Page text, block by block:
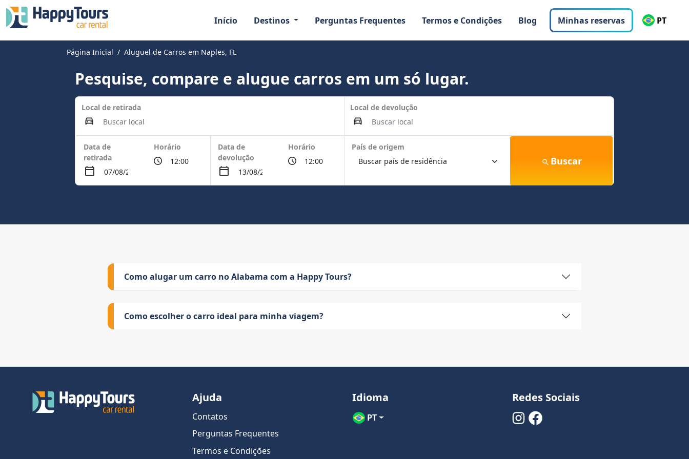
Início Destinos Perguntas Frequentes Termos e Condições Blog Minhas reservas PT
Página Inicial Aluguel de Carros em Naples, FL
Pesquise, compare e alugue carros em um só lugar.
Local de retirada Local de devolução
Data de
retirada
Horário
Data de
devolução
Horário País de origem
Buscar
Como alugar um carro no Alabama com a Happy Tours?
Como escolher o carro ideal para minha viagem?
Ajuda
Contatos
Perguntas Frequentes
Termos e Condições
Idioma
PT
Redes Sociais